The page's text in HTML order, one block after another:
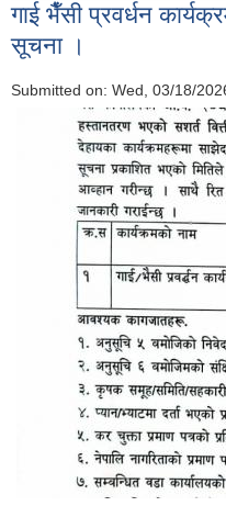
गाई भैँसी प्रवर्धन
सूचना ।
Submitted on: Wed, 03/18/